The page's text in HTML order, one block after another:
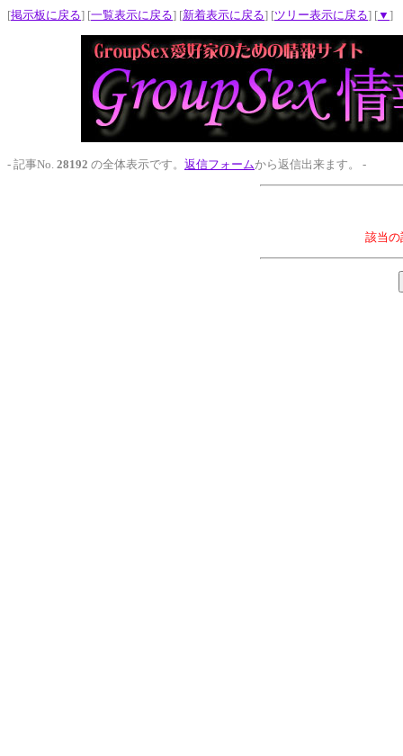
[掲示板に戻る] [一覧表示に戻る] [新着表示に戻る] [ツリー表示に戻る] [▼ ]
- 記事No. 28192 の全体表示です。 返信フォームから返信出来ます。 -
該当の